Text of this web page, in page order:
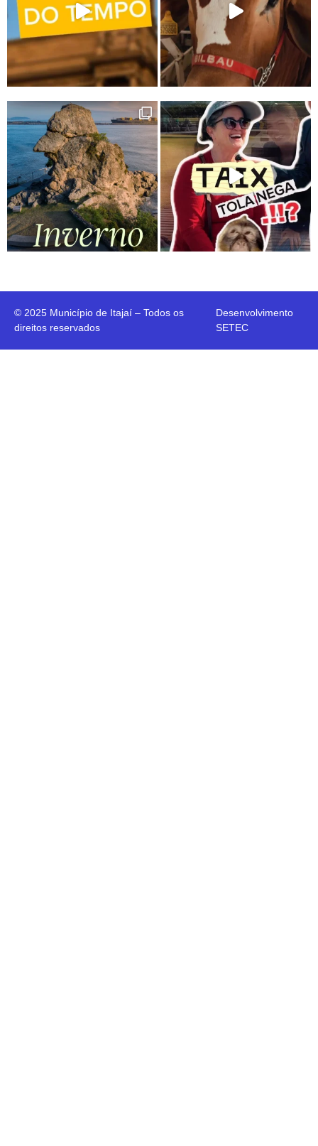
© 2025 Município de Itajaí – Todos os
direitos reservados
Desenvolvimento
SETEC